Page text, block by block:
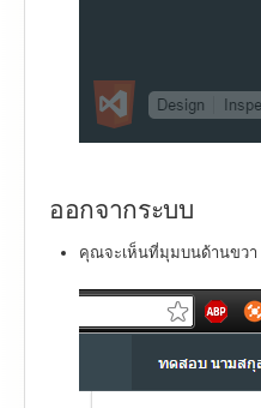
ออกจากระบบ
คุณจะเห็นที่มุมบนด้านขวา